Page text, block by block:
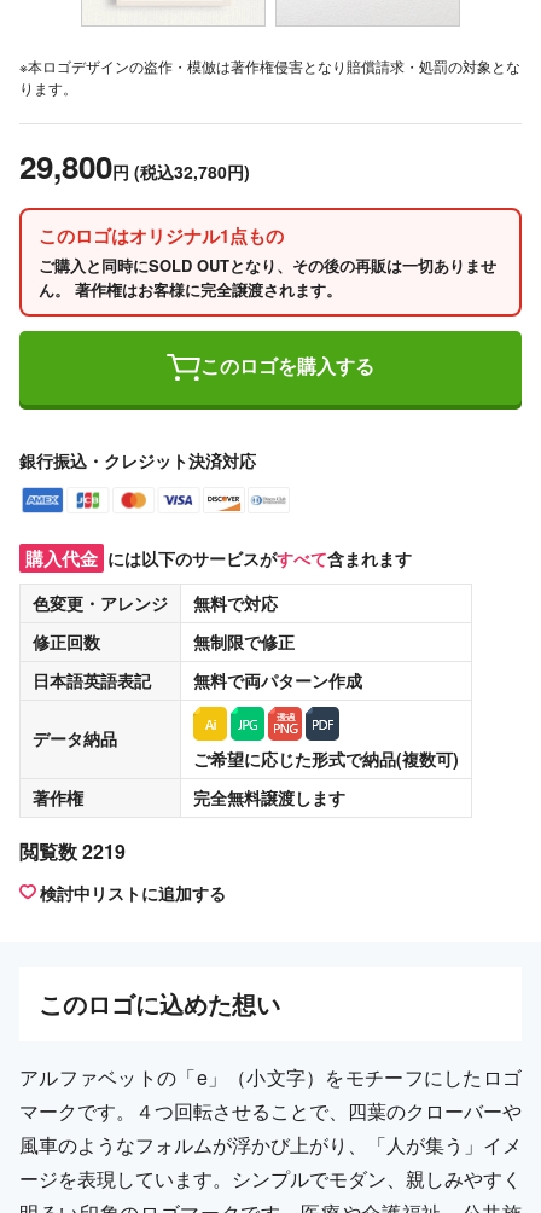
※本ロゴデザインの盗作・模倣は著作権侵害となり賠償請求・処罰の対象とな
ります。
29,800円 (税込32,780円)
このロゴはオリジナル1点もの
ご購入と同時にSOLD OUTとなり、その後の再販は一切ありませ
ん。 著作権はお客様に完全譲渡されます。
このロゴを購入する
銀行振込・クレジット決済対応
購入代金 には以下のサービスがすべて含まれます
色変更・アレンジ
無料で対応
修正回数
無制限で修正
日本語英語表記
無料で両パターン作成
データ納品
ご希望に応じた形式で納品(複数可)
著作権
完全無料譲渡します
閲覧数 2219
検討中リストに追加する
このロゴに込めた想い
アルファベットの「e」（小文字）をモチーフにしたロゴ
マークです。４つ回転させることで、四葉のクローバーや
風車のようなフォルムが浮かび上がり、「人が集う」イメ
ージを表現しています。シンプルでモダン、親しみやすく